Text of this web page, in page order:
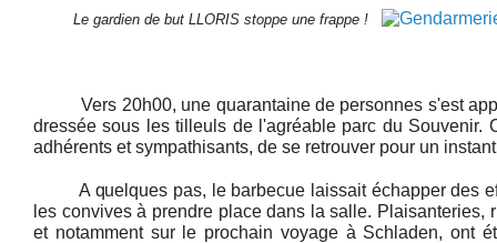
Le gardien de but LLORIS stoppe une frappe !
Vers 20h00, une quarantaine de personnes s'est
dressée sous les tilleuls de l'agréable parc du Souvenir.
adhérents et sympathisants, de se retrouver pour un
A quelques pas, le barbecue laissait échapper des
les convives à prendre place dans la salle. Plaisanteries,
et notamment sur le prochain voyage à Schladen, ont